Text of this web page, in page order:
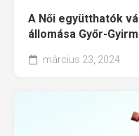
A Női együtthatók
állomása Győr-
március 23, 2024